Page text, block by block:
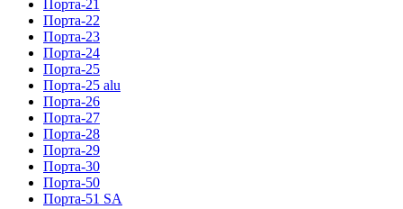
Порта-21
Порта-22
Порта-23
Порта-24
Порта-25
Порта-25 alu
Порта-26
Порта-27
Порта-28
Порта-29
Порта-30
Порта-50
Порта-51 SA